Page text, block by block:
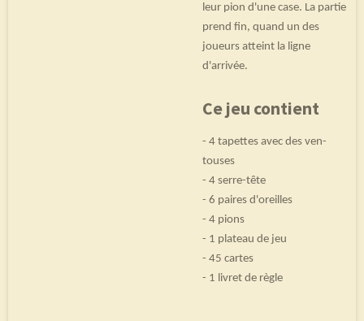
leur pion d'une case. La partie
prend fin, quand un des
joueurs atteint la ligne
d'arrivée.
Ce jeu contient
- 4 tapettes avec des ven­
touses
- 4 serre-tête
- 6 paires d'oreilles
- 4 pions
- 1 pla­teau de jeu
- 45 cartes
- 1 livret de règle